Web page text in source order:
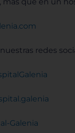
más que en un
redes
Galenia